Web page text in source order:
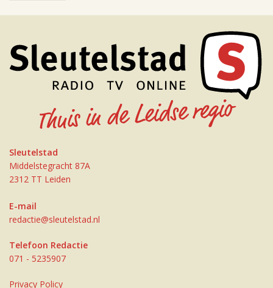
Sleutelstad
Middelstegracht 87A
2312 TT Leiden
E-mail
redactie@sleutelstad.nl
Telefoon Redactie
071 - 5235907
Privacy Policy